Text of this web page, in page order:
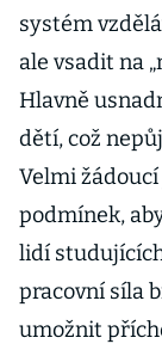
systém
ale vsadit na
Hlavně
dětí, což
Velmi
podmínek,
lidí
pracovní síla
umožnit